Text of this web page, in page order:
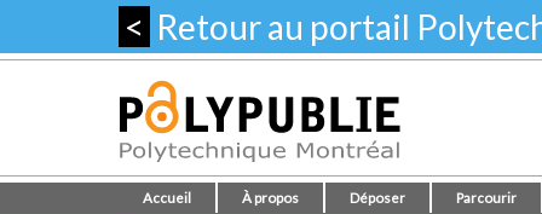
< Retour au portail
Accueil À propos Déposer Parcourir